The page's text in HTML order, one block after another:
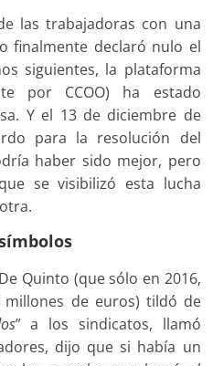
las trabajadoras con una
finalmente declaró nulo el
siguientes, la plataforma
por CCOO) ha estado
Y el 13 de diciembre de
para la resolución del
haber sido mejor, pero
se visibilizó esta lucha
Quinto (que sólo en 2016,
millones de euros) tildó de
” a los sindicatos, llamó
dijo que si había un